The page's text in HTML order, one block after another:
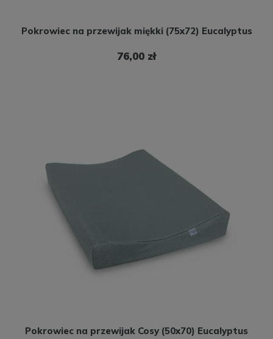
Pokrowiec na przewijak miękki (75x72) Eucalyptus
76,00 zł
Pokrowiec na przewijak Cosy (50x70) Eucalyptus